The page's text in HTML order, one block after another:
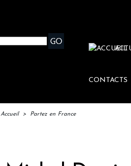
CONTACTS
Accueil > Partez en France